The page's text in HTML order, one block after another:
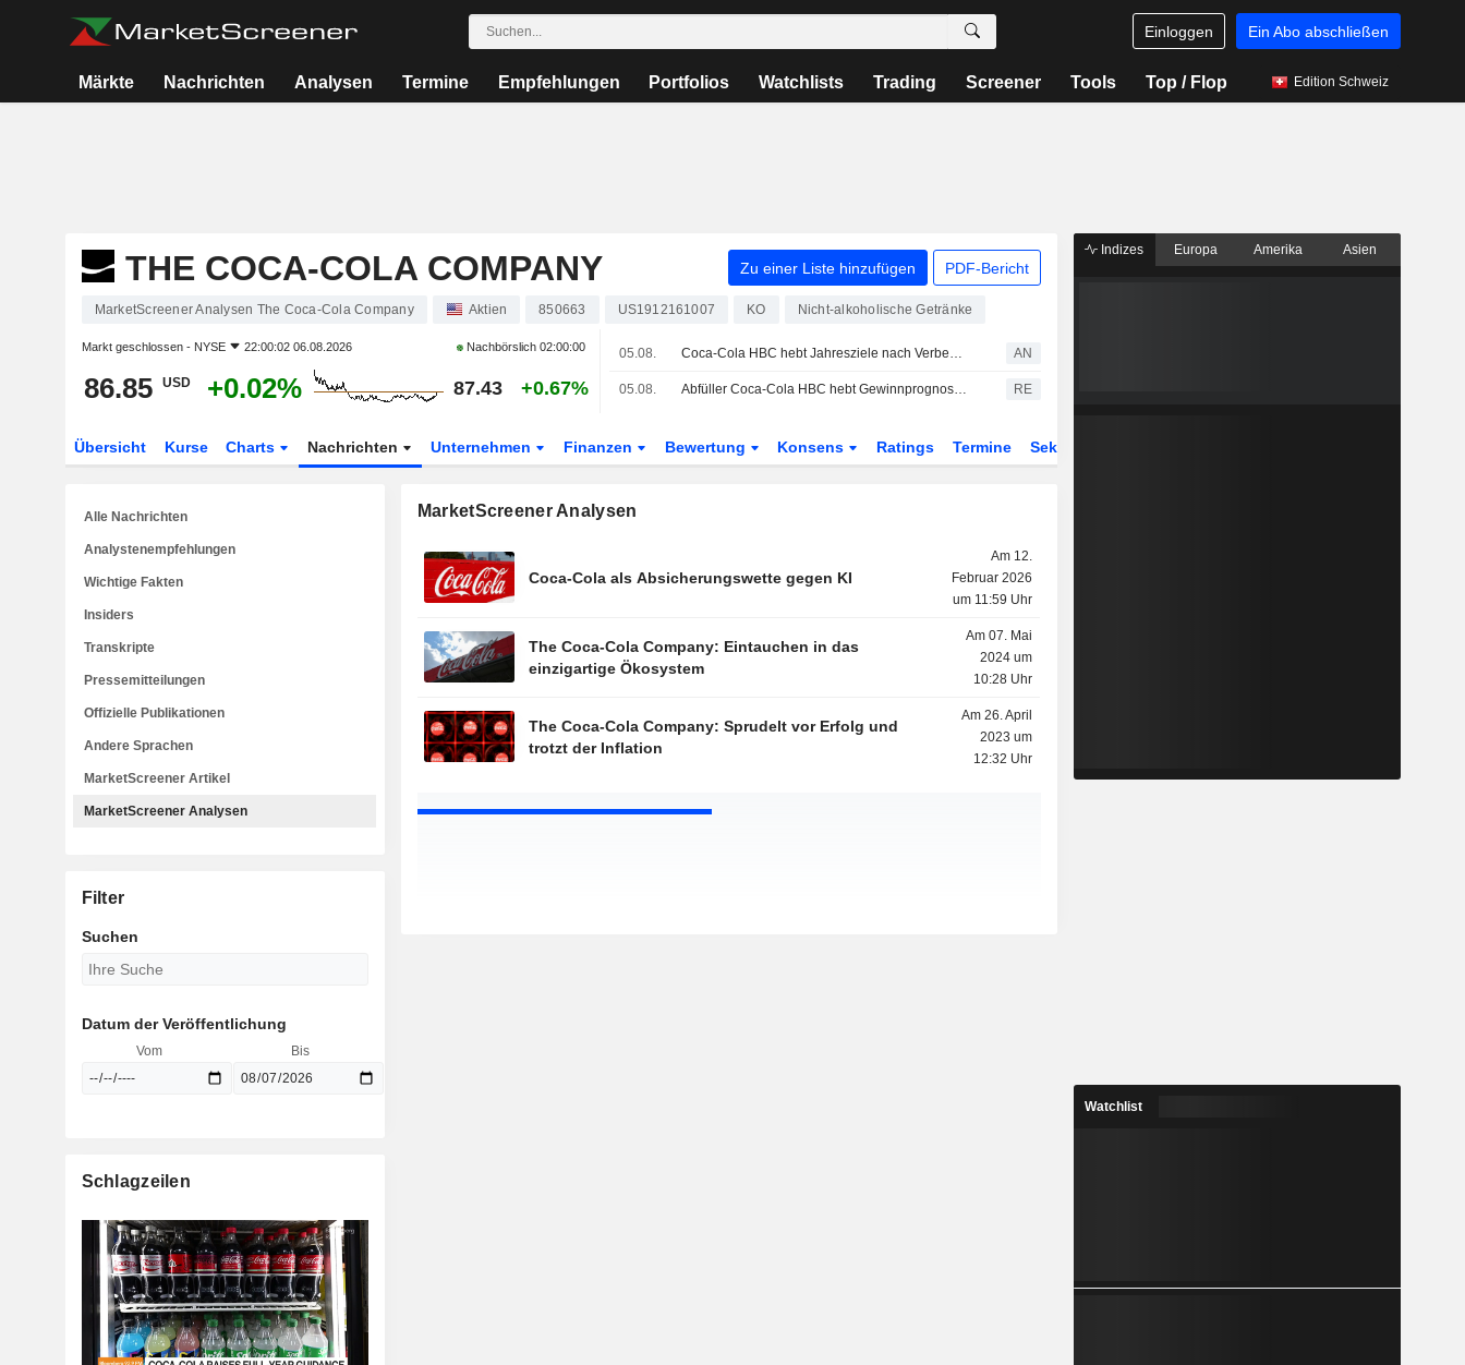
Einloggen Ein Abo abschließen
Märkte Nachrichten Analysen Termine Empfehlungen Portfolios Watchlists Trading Screener Tools Top / Flop Edition Schweiz
THE COCA-COLA COMPANY Zu einer Liste hinzufügen PDF-Bericht
MarketScreener Analysen The Coca-Cola Company Aktien 850663 US1912161007 KO Nicht-alkoholische Getränke
Markt geschlossen - NYSE 22:00:02 06.08.2026 Nachbörslich 02:00:00
86.85 USD +0.02% 87.43 +0.67%
05.08. Coca-Cola HBC hebt Jahresziele nach Verbesserung im ersten Halbjahr an AN
05.08. Abfüller Coca-Cola HBC hebt Gewinnprognose an - Nachfrage überstrahlt Konjunktursorgen RE
Übersicht Kurse Charts Nachrichten Unternehmen Finanzen Bewertung Konsens Ratings Termine Sektor
MarketScreener Analysen
Coca-Cola als Absicherungswette gegen KI
Am 12.
Februar 2026
um 11:59 Uhr
The Coca-Cola Company: Eintauchen in das
einzigartige Ökosystem
Am 07. Mai
2024 um
10:28 Uhr
The Coca-Cola Company: Sprudelt vor Erfolg und
trotzt der Inflation
Am 26. April
2023 um
12:32 Uhr
Alle Nachrichten
Analystenempfehlungen
Wichtige Fakten
Insiders
Transkripte
Pressemitteilungen
Offizielle Publikationen
Andere Sprachen
MarketScreener Artikel
MarketScreener Analysen
Filter
Suchen
Datum der Veröffentlichung
Vom Bis
Schlagzeilen
Indizes Europa Amerika Asien
Watchlist